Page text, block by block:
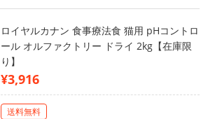
ロイヤルカナン 食事療法食 猫用 pHコントロ
ール オルファクトリー ドライ 2kg【在庫限
り】
¥3,916
送料無料